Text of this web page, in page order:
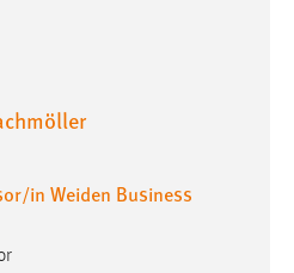
in Weiden Business